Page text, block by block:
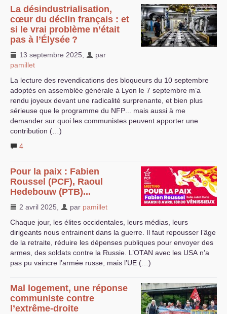
La désindustrialisation,
cœur du déclin français : et
si le vrai problème n’était
pas à l’Élysée ?
13 septembre 2025
par
pamillet
La lecture des revendications des bloqueurs du 10 septembre
adoptés en assemblée générale à Lyon le 7 septembre m’a
rendu joyeux devant une radicalité surprenante, et bien plus
sérieuse que le programme du NFP ... mais aussi à me
demander sur quoi les communistes peuvent apporter une
contribution (…)
4
Pour la paix : Fabien
Roussel (PCF), Raoul
Hedebouw (PTB)...
2 avril 2025 par pamillet
Chaque jour, les élites occidentales, leurs médias, leurs
dirigeants nous entrainent dans la guerre. Il faut repousser l’âge
de la retraite, réduire les dépenses publiques pour envoyer des
armes, des soldats contre la Russie. L’OTAN avec les USA n’a
pas pu vaincre l’armée russe, mais l’UE (…)
Mal logement, une réponse
communiste contre
l’extrême-droite